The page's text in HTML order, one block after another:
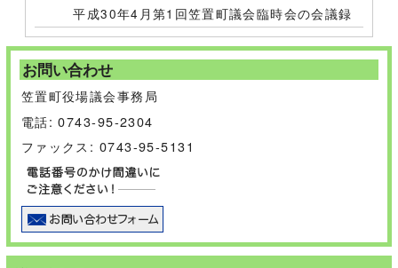
平成30年4月第1回笠置町議会臨時会の会議録
お問い合わせ
笠置町役場議会事務局
電話: 0743-95-2304
ファックス: 0743-95-5131